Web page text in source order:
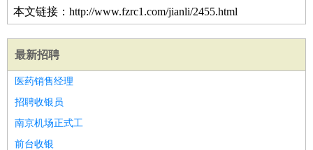
本文链接：http://www.fzrc1.com/jianli/2455.html
最新招聘
医药销售经理
招聘收银员
南京机场正式工
前台收银